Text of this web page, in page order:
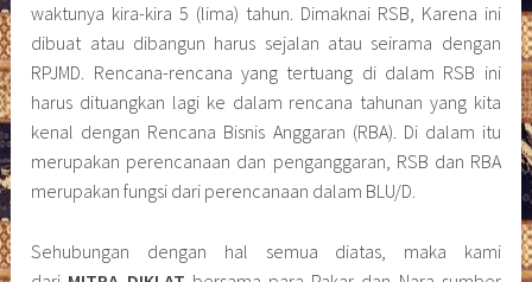
waktunya kira-kira 5 (lima) tahun. Dimaknai RSB, Karena ini
dibuat atau dibangun harus sejalan atau seirama dengan
RPJMD. Rencana-rencana yang tertuang di dalam RSB ini
harus dituangkan lagi ke dalam rencana tahunan yang kita
kenal dengan Rencana Bisnis Anggaran (RBA). Di dalam itu
merupakan perencanaan dan penganggaran, RSB dan RBA
merupakan fungsi dari perencanaan dalam BLU/D.
Sehubungan dengan hal semua diatas, maka kami